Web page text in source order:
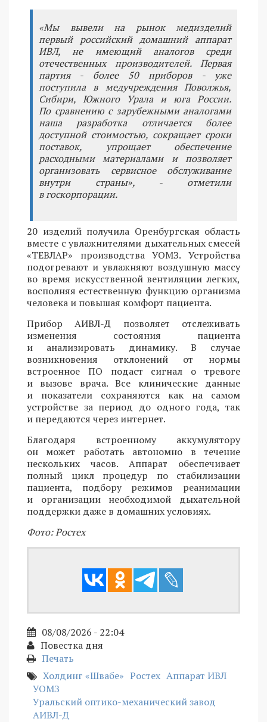
«Мы вывели на рынок медизделий
первый российский домашний аппарат
ИВЛ, не имеющий аналогов среди
отечественных производителей. Первая
партия - более 50 приборов - уже
поступила в медучреждения Поволжья,
Сибири, Южного Урала и юга России.
По сравнению с зарубежными аналогами
наша разработка отличается более
доступной стоимостью, сокращает сроки
поставок, упрощает обеспечение
расходными материалами и позволяет
организовать сервисное обслуживание
внутри страны», - отметили
в госкорпорации.
20 изделий получила Оренбургская область
вместе с увлажнителями дыхательных смесей
«ТЕВЛАР» производства УОМЗ. Устройства
подогревают и увлажняют воздушную массу
во время искусственной вентиляции легких,
восполняя естественную функцию организма
человека и повышая комфорт пациента.
Прибор АИВЛ-Д позволяет отслеживать
изменения состояния пациента
и анализировать динамику. В случае
возникновения отклонений от нормы
встроенное ПО подаст сигнал о тревоге
и вызове врача. Все клинические данные
и показатели сохраняются как на самом
устройстве за период до одного года, так
и передаются через интернет.
Благодаря встроенному аккумулятору
он может работать автономно в течение
нескольких часов. Аппарат обеспечивает
полный цикл процедур по стабилизации
пациента, подбору режимов реанимации
и организации необходимой дыхательной
поддержки даже в домашних условиях.
Фото: Ростех
08/08/2026 - 22:04
Повестка дня
Печать
Холдинг «Швабе» Ростех Аппарат ИВЛ
УОМЗ
Уральский оптико-механический завод
АИВЛ-Д